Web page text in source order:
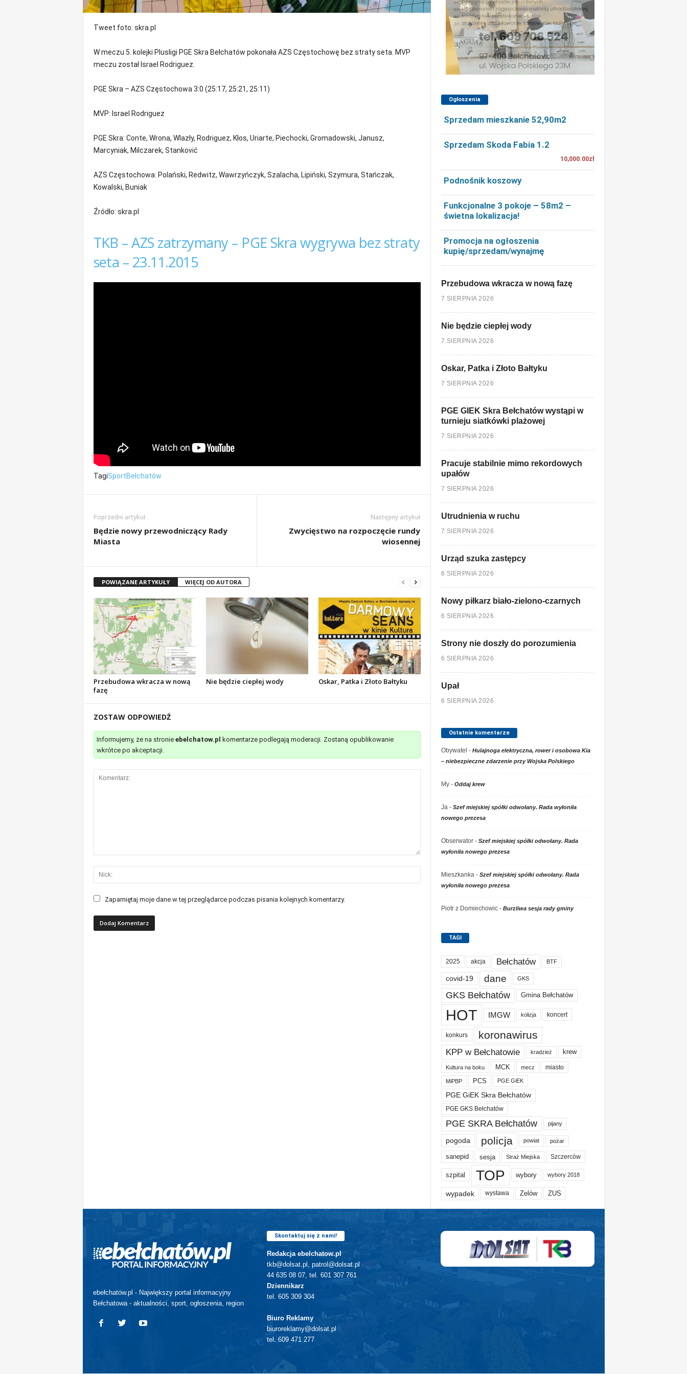
m
Tweet foto: skra.pl
W meczu 5. kolejki Plusligi PGE Skra Bełchatów pokonała AZS Częstochowę bez straty seta. MVP
meczu został Israel Rodriguez.
PGE Skra – AZS Częstochowa 3:0 (25:17, 25:21, 25:11)
MVP: Israel Rodriguez
PGE Skra: Conte, Wrona, Wlazły, Rodriguez, Kłos, Uriarte, Piechocki, Gromadowski, Janusz,
Marcyniak, Milczarek, Stanković
AZS Częstochowa: Polański, Redwitz, Wawrzyńczyk, Szalacha, Lipiński, Szymura, Stańczak,
Kowalski, Buniak
Źródło: skra.pl
TKB – AZS zatrzymany – PGE Skra wygrywa bez straty
seta – 23.11.2015
TagiSportBełchatów
Poprzedni artykuł
Będzie nowy przewodniczący Rady
Miasta
Następny artykuł
Zwycięstwo na rozpoczęcie rundy
wiosennej
POWIĄZANE ARTYKUŁY WIĘCEJ OD AUTORA
Przebudowa wkracza w nową
fazę
Nie będzie ciepłej wody Oskar, Patka i Złoto Bałtyku
ZOSTAW ODPOWIEDŹ
Informujemy, że na stronie ebelchatow.pl
komentarze podlegają moderacji. Zostaną opublikowanie
wkrótce po akceptacji.
Zapamiętaj moje dane w tej przeglądarce podczas pisania kolejnych komentarzy.
Ogłoszenia
Sprzedam mieszkanie 52,90m2
Sprzedam Skoda Fabia 1.2
10,000.00zł
Podnośnik koszowy
Funkcjonalne 3 pokoje – 58m2 –
świetna lokalizacja!
Promocja na ogłoszenia
kupię/sprzedam/wynajmę
Przebudowa wkracza w nową fazę
7 SIERPNIA 2026
Nie będzie ciepłej wody
7 SIERPNIA 2026
Oskar, Patka i Złoto Bałtyku
7 SIERPNIA 2026
PGE GIEK Skra Bełchatów wystąpi w
turnieju siatkówki plażowej
7 SIERPNIA 2026
Pracuje stabilnie mimo rekordowych
upałów
7 SIERPNIA 2026
Utrudnienia w ruchu
7 SIERPNIA 2026
Urząd szuka zastępcy
6 SIERPNIA 2026
Nowy piłkarz biało-zielono-czarnych
6 SIERPNIA 2026
Strony nie doszły do porozumienia
6 SIERPNIA 2026
Upał
6 SIERPNIA 2026
Ostatnie komentarze
Obywatel - Hulajnoga elektryczna, rower i osobowa Kia
– niebezpieczne zdarzenie przy Wojska Polskiego
My- Oddaj krew
Ja- Szef miejskiej spółki odwołany. Rada wyłoniła
nowego prezesa
Obserwator- Szef miejskiej spółki odwołany. Rada
wyłoniła nowego prezesa
Mieszkanka- Szef miejskiej spółki odwołany. Rada
wyłoniła nowego prezesa
Piotr z Domiechowic- Burzliwa sesja rady gminy
TAGI
2025 akcja Bełchatów BTF
covid-19 dane GKS
GKS Bełchatów Gmina Bełchatów
HOT IMGW kolizja koncert
konkurs koronawirus
KPP w Bełchatowie kradzież krew
Kultura na boku MCK mecz miasto
MiPBP PCS PGE GiEK
PGE GiEK Skra Bełchatów
PGE GKS Bełchatów
PGE SKRA Bełchatów pijany
pogoda policja powiat pożar
sanepid sesja Straż Miejska Szczerców
szpital TOP wybory wybory 2018
wypadek wystawa Zelów ZUS
ebełchatów.pl - Największy portal informacyjny
Bełchatowa - aktualności, sport, ogłoszenia, region
Skontaktuj się z nami!
Redakcja ebelchatow.pl
tkb@dolsat.pl, patrol@dolsat.pl
44 635 08 07, tel. 601 307 761
Dziennikarz
tel. 605 309 304
Biuro Reklamy
biuroreklamy@dolsat.pl
tel. 609 471 277